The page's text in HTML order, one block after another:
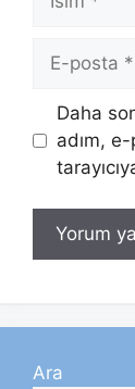
posta
Daha
adım,
Ara